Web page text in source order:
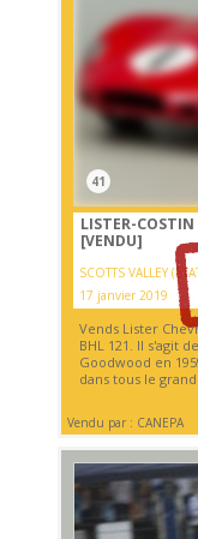
41
LISTER-
[VENDU]
SCOTTS VALLEY
17 janvier 2019
Vends Lister
BHL 121. Il s'agit
Goodwood en
dans tous le
Vendu par : CANEPA